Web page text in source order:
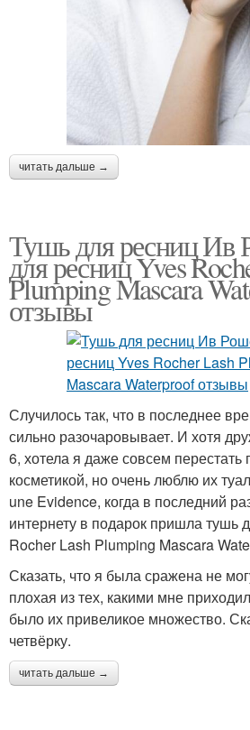
читать дальше →
Тушь для ресниц Ив
для ресниц Yves
Plumping Mascara
отзывы
Случилось так, что в последнее
сильно разочаровывает. И хотя
6, хотела я даже совсем перестать
косметикой, но очень люблю их
une Evidence, когда в последний
интернету в подарок пришла тушь
Rocher Lash Plumping Mascara
Сказать, что я была сражена не
плохая из тех, какими мне
было их привеликое множество.
четвёрку.
читать дальше →